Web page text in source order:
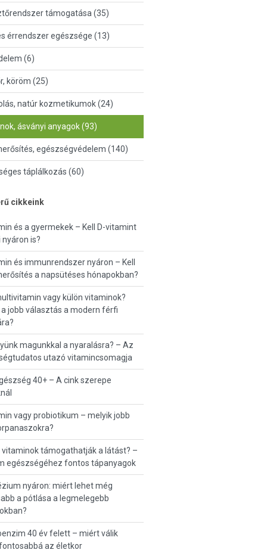
támogatása (35)
érrendszer egészsége (13)
(6)
köröm (25)
natúr kozmetikumok (24)
ásványi anyagok (93)
egészségvédelem (140)
táplálkozás (60)
cikkeink
és a gyermekek – Kell D-vitamint
is?
és immunrendszer nyáron – Kell
a napsütéses hónapokban?
vagy külön vitaminok?
a jobb választás a modern férfi
magunkkal a nyaralásra? – Az
utazó vitamincsomagja
40+ – A cink szerepe
vagy probiotikum – melyik jobb
vitaminok támogathatják a látást? –
egészségéhez fontos tápanyagok
nyáron: miért lehet még
a pótlása a legmelegebb
40 év felett – miért válik
az életkor